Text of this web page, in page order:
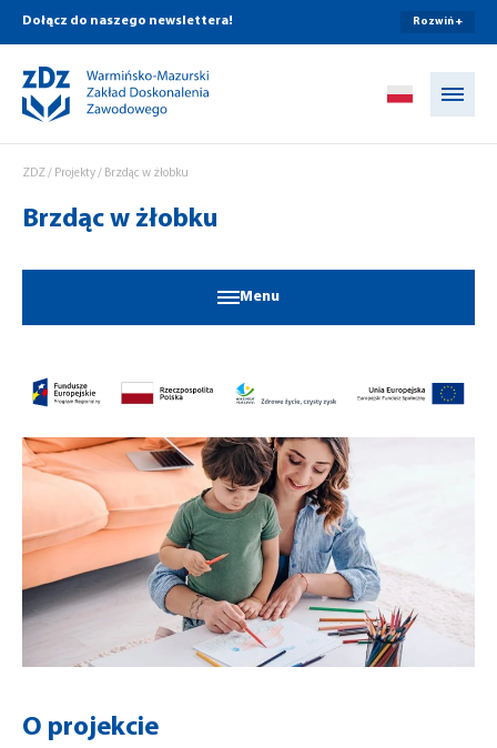
Dołącz do naszego newslettera! Rozwiń +
ZDZ/ Projekty/ Brzdąc w żłobku
Brzdąc w żłobku
Menu
O projekcie